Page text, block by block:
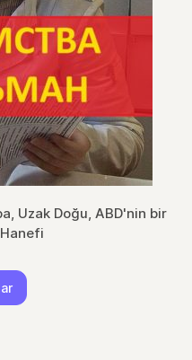
Uzak Doğu, ABD'nin bir